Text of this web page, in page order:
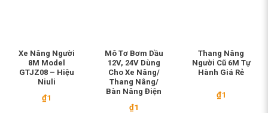
Xe Nâng Người
8M Model
GTJZ08 – Hiệu
Niuli
₫1
Mô Tơ Bơm Dầu
12V, 24V Dùng
Cho Xe Nâng/
Thang Nâng/
Bàn Nâng Điện
₫1
Thang Nâng
Người Cũ 6M Tự
Hành Giá Rẻ
₫1